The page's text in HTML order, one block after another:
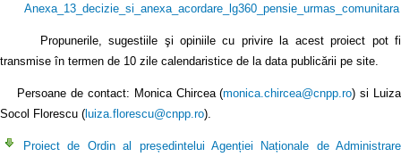
Anexa_13_decizie_si_anexa_acordare_lg360_pensie_urmas_comunitara
Propunerile, sugestiile şi opiniile cu privire la acest proiect pot fi
transmise în termen de 10 zile calendaristice de la data publicării pe site.
Persoane de contact: Monica Chircea (monica.chircea@cnpp.ro) si Luiza
Socol Florescu ( luiza.florescu@cnpp.ro).
Proiect de Ordin al președintelui Agenției Naționale de Administrare